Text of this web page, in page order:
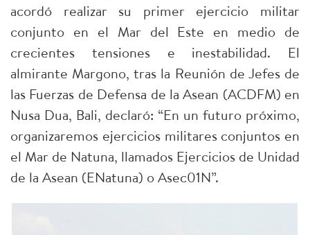
acordó realizar su primer ejercicio militar
conjunto en el Mar del Este en medio de
crecientes tensiones e inestabilidad. El
almirante Margono, tras la Reunión de Jefes de
las Fuerzas de Defensa de la Asean (ACDFM) en
Nusa Dua, Bali, declaró: “En un futuro próximo,
organizaremos ejercicios militares conjuntos en
el Mar de Natuna, llamados Ejercicios de Unidad
de la Asean (ENatuna) o Asec01N”.